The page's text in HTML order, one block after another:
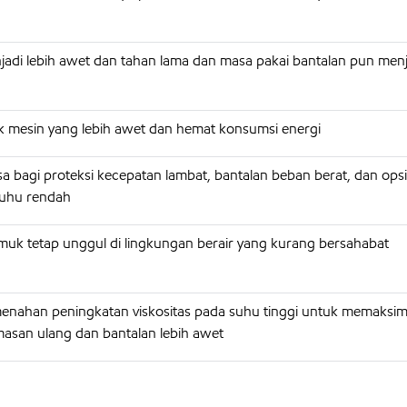
lebih awet dan tahan lama dan masa pakai bantalan pun
mesin yang lebih awet dan hemat konsumsi energi
bagi proteksi kecepatan lambat, bantalan beban berat, dan
rendah
tetap unggul di lingkungan berair yang kurang bersahabat
peningkatan viskositas pada suhu tinggi untuk
ulang dan bantalan lebih awet